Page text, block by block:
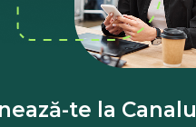
te la Canalul